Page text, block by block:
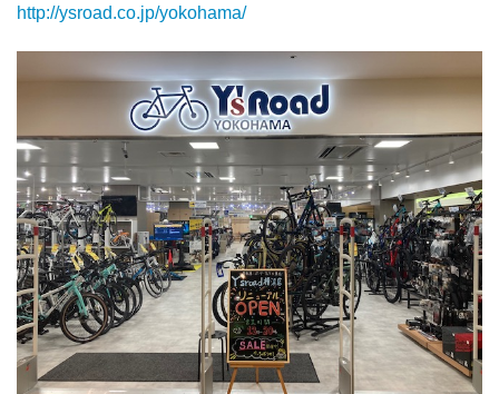
http://ysroad.co.jp/yokohama/